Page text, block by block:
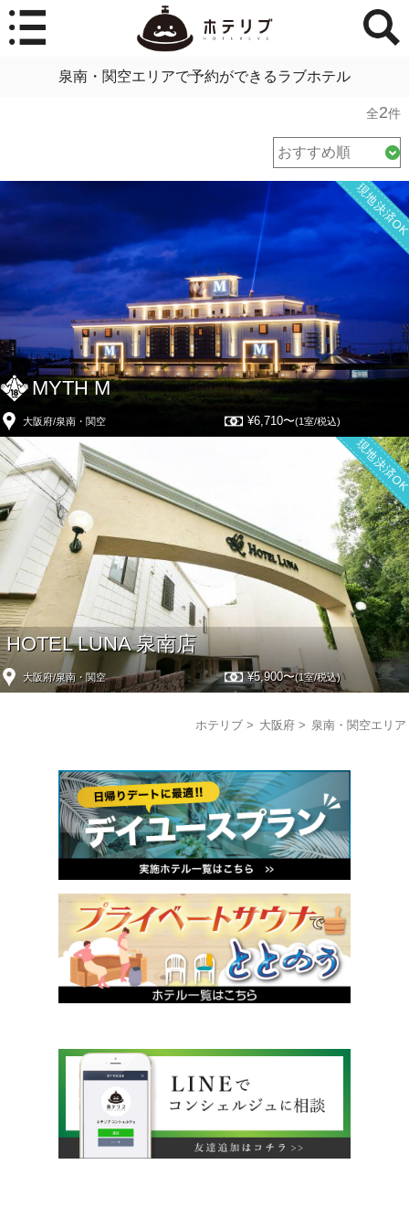
泉南・関空エリアで予約ができるラブホテル
全2件
MYTH M
大阪府/泉南・関空 ¥6,710〜(1室/税込)
現地決済
HOTEL LUNA 泉南店
大阪府/泉南・関空 ¥5,900〜(1室/税込)
現地決済
ホテリブ 大阪府 泉南・関空エリア